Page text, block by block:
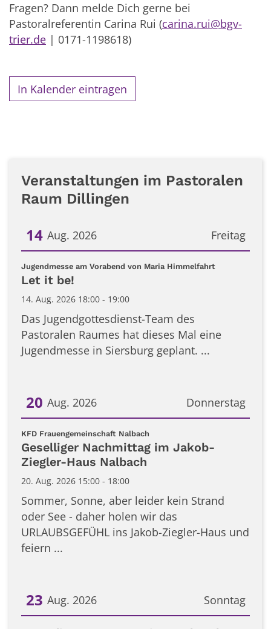
Fragen? Dann melde Dich gerne bei
Pastoralreferentin Carina Rui (carina.rui@bgv-
trier.de | 0171-1198618)
In Kalender eintragen
Veranstaltungen im Pastoralen
Raum Dillingen
Freitag
14 Aug. 2026
Datum: 14. August 2026
Jugendmesse am Vorabend von Maria Himmelfahrt:
Let it be!
14. Aug. 2026 18:00 - 19:00
Das Jugendgottesdienst-Team des
Pastoralen Raumes hat dieses Mal eine
Jugendmesse in Siersburg geplant. ...
Donnerstag
20 Aug. 2026
Datum: 20. August 2026
KFD Frauengemeinschaft Nalbach
Geselliger Nachmittag im Jakob-
Ziegler-Haus Nalbach
20. Aug. 2026 15:00 - 18:00
Sommer, Sonne, aber leider kein Strand
oder See - daher holen wir das
URLAUBSGEFÜHL ins Jakob-Ziegler-Haus und
feiern ...
Sonntag
23 Aug. 2026